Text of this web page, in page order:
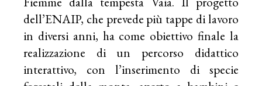
dell’ENAIP, che prevede più tappe di lavoro
in diversi anni, ha come obiettivo finale la
realizzazione di un percorso didattico
interattivo, con l’inserimento di specie